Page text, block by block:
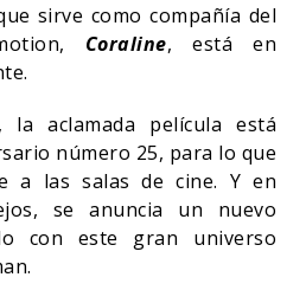
sirve como compañía del
Coraline, está en
la aclamada película está
número 25, para lo que
a las salas de cine. Y en
se anuncia un nuevo
con este gran universo